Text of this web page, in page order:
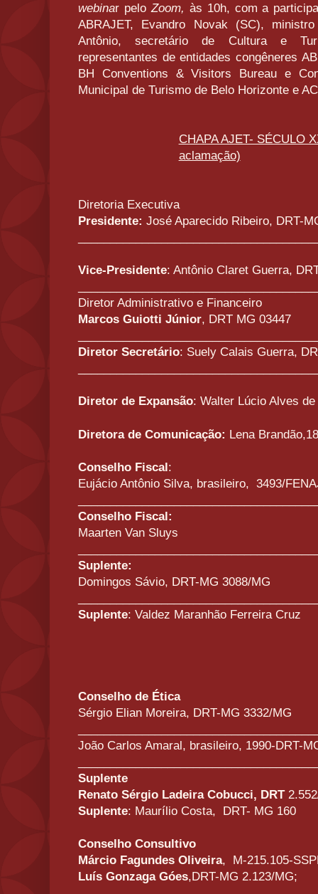
webinar peloZoom, às 10h, com a
ABRAJET, Evandro Novak (SC),
Antônio, secretário de Cultura e
representantes de entidades congêneres
BH Conventions & Visitors Bureau e
Municipal de Turismo de Belo Horizonte e
CHAPA AJET- SÉCULO
aclamação)
Diretoria Executiva
Presidente: José Aparecido Ribeiro, DRT-
Vice-Presidente: Antônio Claret Guerra,
Diretor Administrativo e Financeiro
Marcos Guiotti Júnior, DRT MG 03447
Diretor Secretário: Suely Calais Guerra,
Diretor de Expansão: Walter Lúcio Alves
Diretora de Comunicação: Lena
Conselho Fiscal :
Eujácio Antônio Silva, brasileiro, 3493/
Conselho Fiscal:
Maarten Van Sluys
Suplente:
Domingos Sávio, DRT-MG 3088/MG
Suplente: Valdez Maranhão Ferreira Cruz
Conselho de Ética
Sérgio Elian Moreira, DRT-MG 3332/MG
João Carlos Amaral, brasileiro, 1990-DRT-
Suplente
Renato Sérgio Ladeira Cobucci, DRT
Suplente: Maurílio Costa, DRT- MG 160
Conselho Consultivo
Márcio Fagundes Oliveira,
M-215.105-
Luís Gonzaga Góes,DRT-MG 2.123/MG;